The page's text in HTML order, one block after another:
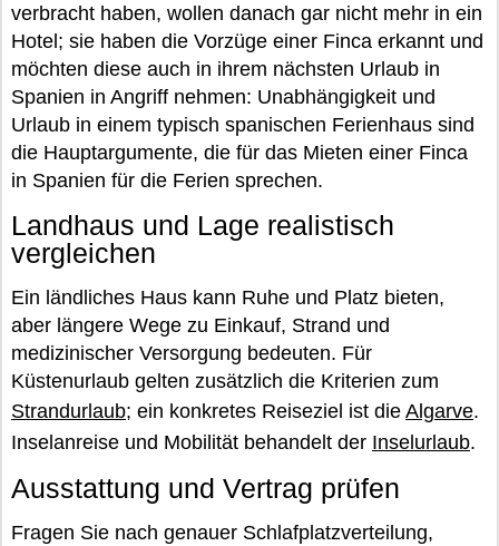
verbracht haben, wollen danach gar nicht mehr in ein
Hotel; sie haben die Vorzüge einer Finca erkannt und
möchten diese auch in ihrem nächsten Urlaub in
Spanien in Angriff nehmen: Unabhängigkeit und
Urlaub in einem typisch spanischen Ferienhaus sind
die Hauptargumente, die für das Mieten einer Finca
in Spanien für die Ferien sprechen.
Landhaus und Lage realistisch
vergleichen
Ein ländliches Haus kann Ruhe und Platz bieten,
aber längere Wege zu Einkauf, Strand und
medizinischer Versorgung bedeuten. Für
Küstenurlaub gelten zusätzlich die Kriterien zum
Strandurlaub; ein konkretes Reiseziel ist die Algarve.
Inselanreise und Mobilität behandelt der Inselurlaub.
Ausstattung und Vertrag prüfen
Fragen Sie nach genauer Schlafplatzverteilung,